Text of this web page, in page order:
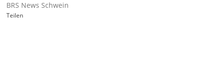
BRS News Schwein
Teilen